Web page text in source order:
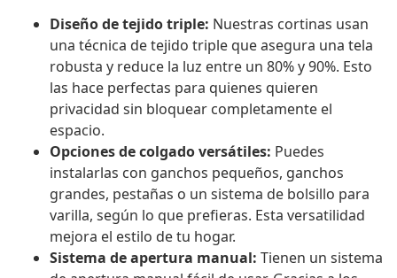
Diseño de tejido triple: Nuestras cortinas usan
una técnica de tejido triple que asegura una tela
robusta y reduce la luz entre un 80% y 90%. Esto
las hace perfectas para quienes quieren
privacidad sin bloquear completamente el
espacio.
Opciones de colgado versátiles: Puedes
instalarlas con ganchos pequeños, ganchos
grandes, pestañas o un sistema de bolsillo para
varilla, según lo que prefieras. Esta versatilidad
mejora el estilo de tu hogar.
Sistema de apertura manual: Tienen un sistema